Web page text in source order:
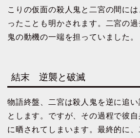
こりの仮面の殺人鬼と二宮の間に
ったことも明かされます。二宮の過
鬼の動機の一端を担っていました。
結末 逆襲と破滅
物語終盤、二宮は殺人鬼を逆に追い
とします。ですが、その過程で彼
に晒されてしまいます。最終的に